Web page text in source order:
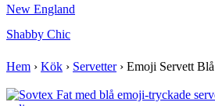
New England
Shabby Chic
Hem › Kök › Servetter› Emoji Servett Blå